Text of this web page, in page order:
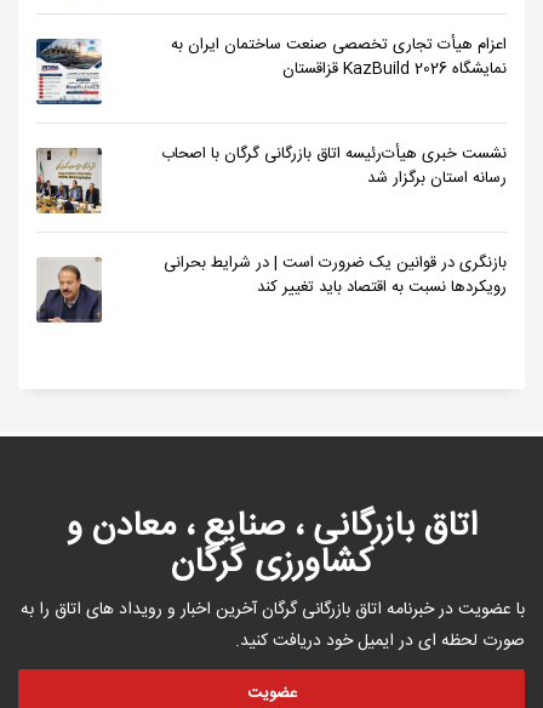
اعزام هیأت تجاری تخصصی صنعت ساختمان ایران به
نمایشگاه KazBuild 2026 قزاقستان
نشست خبری هیأت‌رئیسه اتاق بازرگانی گرگان با اصحاب
رسانه استان برگزار شد
بازنگری در قوانین یک ضرورت است | در شرایط بحرانی
رویکردها نسبت به اقتصاد باید تغییر کند
اتاق بازرگانی ، صنایع ، معادن و
کشاورزی گرگان
با عضویت در خبرنامه اتاق بازرگانی گرگان آخرین اخبار و رویداد های اتاق را به
صورت لحظه ای در ایمیل خود دریافت کنید.